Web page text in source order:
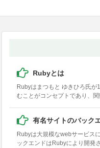
Rubyとは
Rubyはまつもと ゆきひろ氏
むことがコンセプトであり、
有名サイトのバック
Rubyは大規模なwebサービス
ックエンドはRubyにより開発